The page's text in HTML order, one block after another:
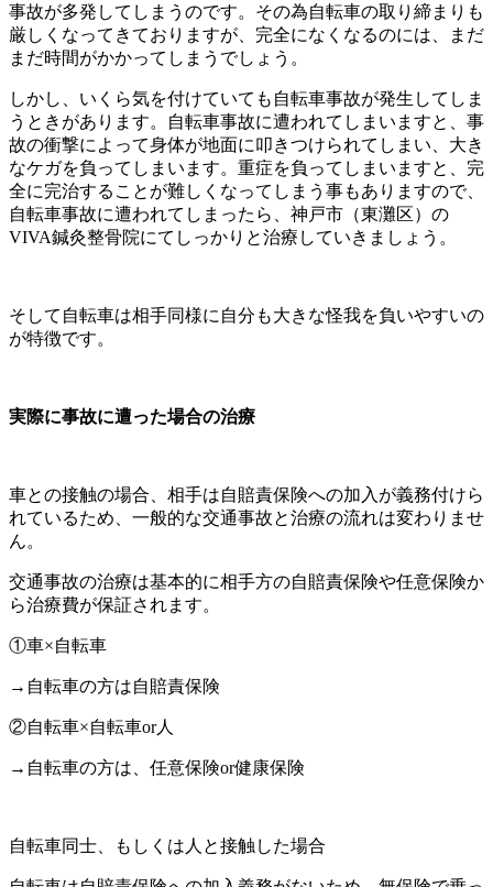
事故が多発してしまうのです。その為自転車の取り締まりも
厳しくなってきておりますが、完全になくなるのには、まだ
まだ時間がかかってしまうでしょう。
しかし、いくら気を付けていても自転車事故が発生してしま
うときがあります。自転車事故に遭われてしまいますと、事
故の衝撃によって身体が地面に叩きつけられてしまい、大き
なケガを負ってしまいます。重症を負ってしまいますと、完
全に完治することが難しくなってしまう事もありますので、
自転車事故に遭われてしまったら、神戸市（東灘区）の
VIVA鍼灸整骨院にてしっかりと治療していきましょう。
そして自転車は相手同様に自分も大きな怪我を負いやすいの
が特徴です。
実際に事故に遭った場合の治療
車との接触の場合、相手は自賠責保険への加入が義務付けら
れているため、一般的な交通事故と治療の流れは変わりませ
ん。
交通事故の治療は基本的に相手方の自賠責保険や任意保険か
ら治療費が保証されます。
①車×自転車
→自転車の方は自賠責保険
②自転車×自転車or人
→自転車の方は、任意保険or健康保険
自転車同士、もしくは人と接触した場合